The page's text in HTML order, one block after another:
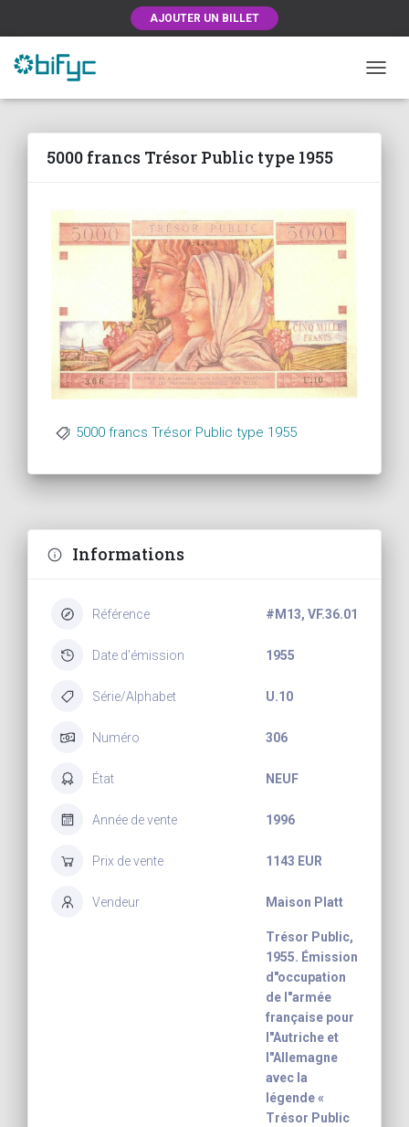
AJOUTER UN BILLET
5000 francs Trésor Public type 1955
5000 francs Trésor Public type 1955
Informations
Référence #M13, VF.36.01
Date d'émission 1955
Série/Alphabet U.10
Numéro 306
État NEUF
Année de vente 1996
Prix de vente 1143 EUR
Vendeur Maison Platt
Trésor Public,
1955. Émission
d"occupation
de l"armée
française pour
l"Autriche et
l"Allemagne
avec la
légende «
Trésor Public